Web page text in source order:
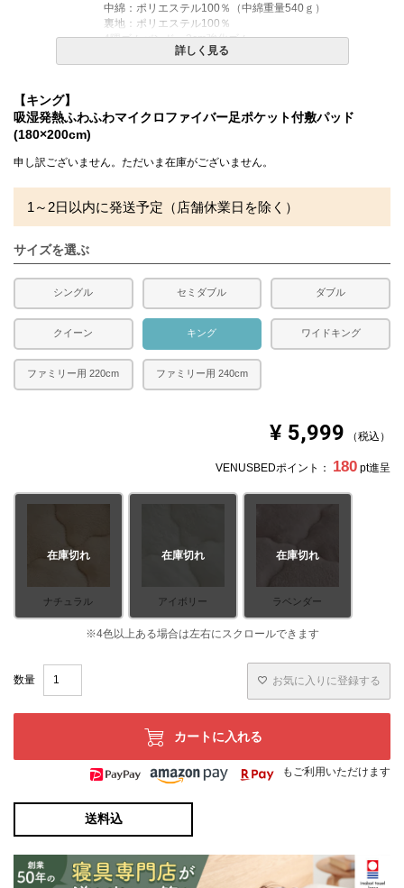
中綿：ポリエステル100％（中綿重量540ｇ）
裏地：ポリエステル100％
4隅ゴムバンド 3cm強化ゴム
商品重量 約1950ｇ
備考
・配達日指定ＯＫ！
合があります。
が、閲覧環境により誤差がでる場合がございますのでご了
承ください。
詳しく見る
【キング】
吸湿発熱ふわふわマイクロファイバー足ポケット付敷パッド
(180×200cm)
申し訳ございません。ただいま在庫がございません。
1～2日以内に発送予定（店舗休業日を除く）
サイズを選ぶ
シングル セミダブル ダブル
クイーン キング ワイドキング
ファミリー用 220cm ファミリー用 240cm
¥ 5,999 税込
VENUSBEDポイント： 180 pt進呈
ナチュラル
在庫切れ
アイボリー
在庫切れ
ラベンダー
在庫切れ
お気に入りに登録する
カートに入れる
もご利用いただけます
送料込